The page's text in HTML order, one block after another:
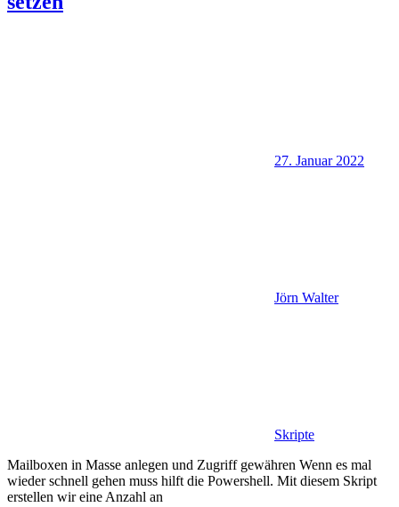
27. Januar 2022
Jörn Walter
Skripte
Mailboxen in Masse anlegen und Zugriff gewähren Wenn es mal
wieder schnell gehen muss hilft die Powershell. Mit diesem Skript
erstellen wir eine Anzahl an